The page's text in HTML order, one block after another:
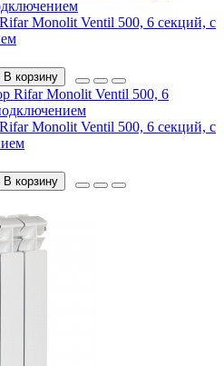
Monolit Ventil 500, 6 секций, с
В корзину
Monolit Ventil 500, 6 секций, с
В корзину